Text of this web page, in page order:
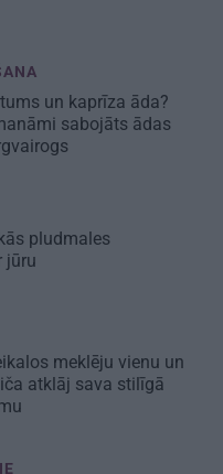
un kaprīza āda?
sabojāts ādas
pludmales
jūru
meklēju vienu un
atklāj sava stilīgā